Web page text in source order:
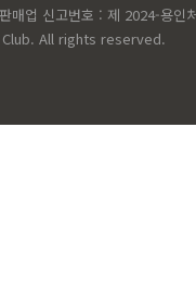
매업 신고번호 : 제 2024-용인
All rights reserved.